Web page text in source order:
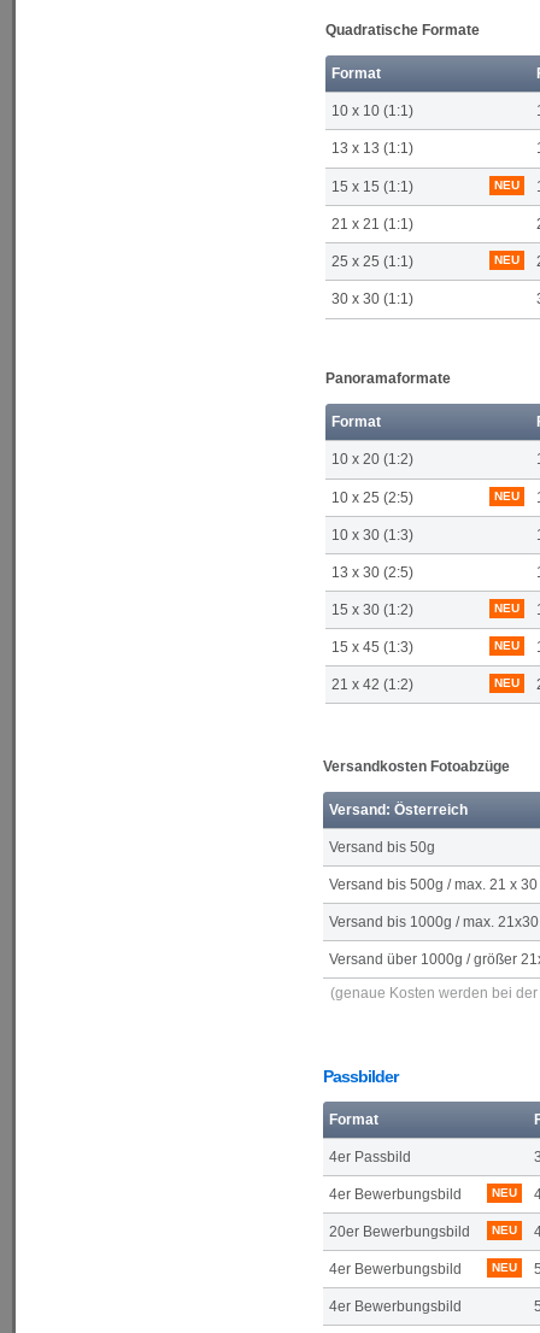
Quadratische Formate
Format
10 x 10 (1:1)
13 x 13 (1:1)
15 x 15 (1:1) NEU
21 x 21 (1:1)
25 x 25 (1:1) NEU
30 x 30 (1:1)
Panoramaformate
Format
10 x 20 (1:2)
10 x 25 (2:5) NEU
10 x 30 (1:3)
13 x 30 (2:5)
15 x 30 (1:2) NEU
15 x 45 (1:3) NEU
21 x 42 (1:2) NEU
Versandkosten Fotoabzüge
Versand: Österreich
Versand bis 50g
Versand bis 500g / max. 21 x 30
Versand bis 1000g / max. 21x30
Versand über 1000g / größer
(genaue Kosten werden bei
Passbilder
Format
4er Passbild
4er Bewerbungsbild NEU
20er Bewerbungsbild NEU
4er Bewerbungsbild NEU
4er Bewerbungsbild